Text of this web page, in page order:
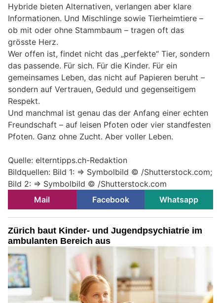
Hybride bieten Alternativen, verlangen aber klare
Informationen. Und Mischlinge sowie Tierheimtiere –
ob mit oder ohne Stammbaum – tragen oft das
grösste Herz.
Wer offen ist, findet nicht das „perfekte“ Tier, sondern
das passende. Für sich. Für die Kinder. Für ein
gemeinsames Leben, das nicht auf Papieren beruht –
sondern auf Vertrauen, Geduld und gegenseitigem
Respekt.
Und manchmal ist genau das der Anfang einer echten
Freundschaft – auf leisen Pfoten oder vier standfesten
Pfoten. Ganz ohne Zucht. Aber voller Leben.
Quelle: elterntipps.ch-Redaktion
Bildquellen: Bild 1: => Symbolbild © /Shutterstock.com;
Bild 2: => Symbolbild © /Shutterstock.com
Mail
Facebook Whatsapp
Zürich baut Kinder- und Jugendpsychiatrie im
ambulanten Bereich aus